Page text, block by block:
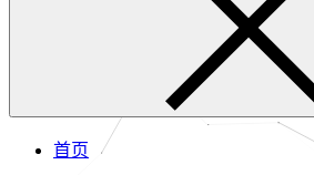
首页